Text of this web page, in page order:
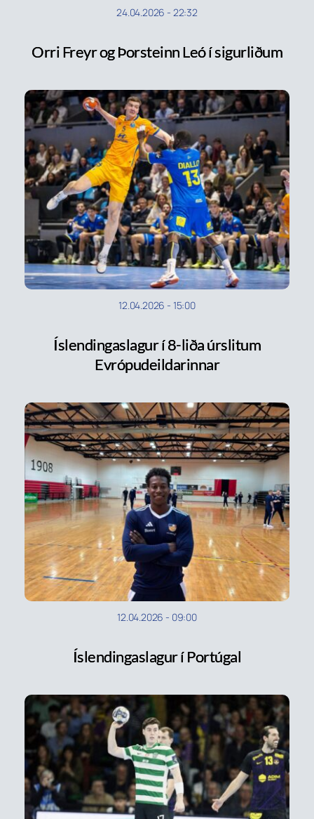
24.04.2026 - 22:32
Orri Freyr og Þorsteinn Leó í sigurliðum
12.04.2026 - 15:00
Íslendingaslagur í 8-liða úrslitum
Evrópudeildarinnar
12.04.2026 - 09:00
Íslendingaslagur í Portúgal